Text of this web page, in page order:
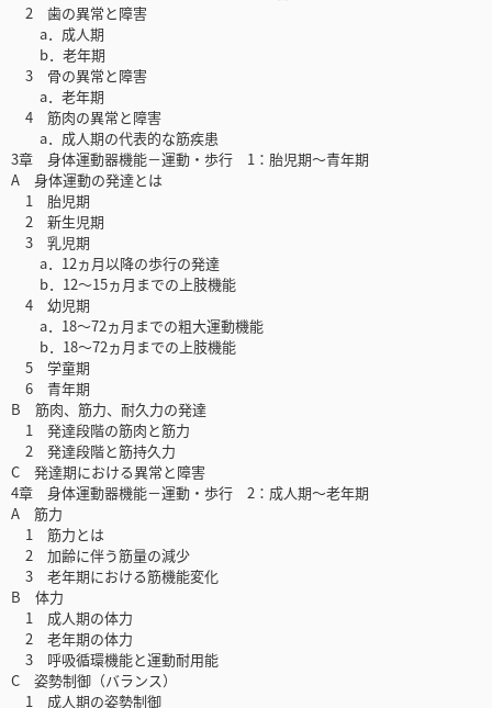
2 歯の異常と障害
a．成人期
b．老年期
3 骨の異常と障害
a．老年期
4 筋肉の異常と障害
a．成人期の代表的な筋疾患
3章 身体運動器機能－運動・歩行 1：胎児期～青年期
A 身体運動の発達とは
1 胎児期
2 新生児期
3 乳児期
a．12ヵ月以降の歩行の発達
b．12～15ヵ月までの上肢機能
4 幼児期
a．18～72ヵ月までの粗大運動機能
b．18～72ヵ月までの上肢機能
5 学童期
6 青年期
B 筋肉、筋力、耐久力の発達
1 発達段階の筋肉と筋力
2 発達段階と筋持久力
C 発達期における異常と障害
4章 身体運動器機能－運動・歩行 2：成人期～老年期
A 筋力
1 筋力とは
2 加齢に伴う筋量の減少
3 老年期における筋機能変化
B 体力
1 成人期の体力
2 老年期の体力
3 呼吸循環機能と運動耐用能
C 姿勢制御（バランス）
1 成人期の姿勢制御